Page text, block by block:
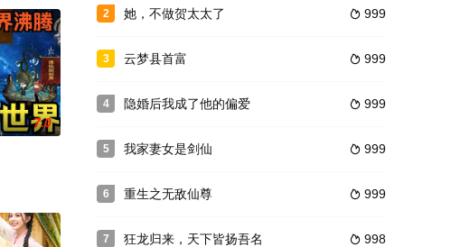
7.0
2  999
她，不做贺太太了
3  999
云梦县首富
4  999
隐婚后我成了他的偏爱
5  999
我家妻女是剑仙
6  999
重生之无敌仙尊
7  998
狂龙归来，天下皆扬吾名